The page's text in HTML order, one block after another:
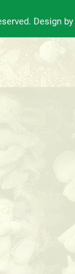
Design by